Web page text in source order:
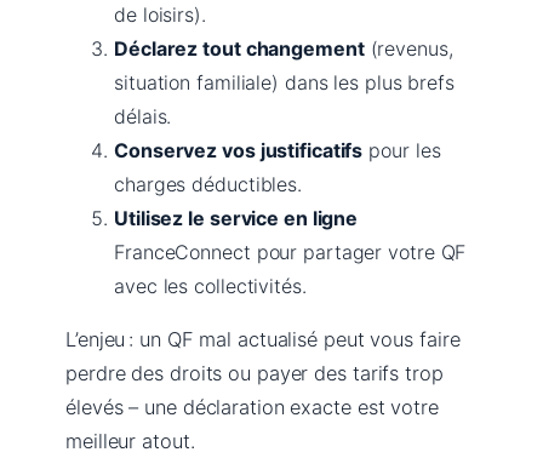
de loisirs).
Déclarez tout changement(revenus,
situation familiale) dans les plus brefs
délais.
Conservez vos justificatifs pour les
charges déductibles.
Utilisez le service en ligne
FranceConnect pour partager votre QF
avec les collectivités.
L’enjeu : un QF mal actualisé peut vous faire
perdre des droits ou payer des tarifs trop
élevés – une déclaration exacte est votre
meilleur atout.